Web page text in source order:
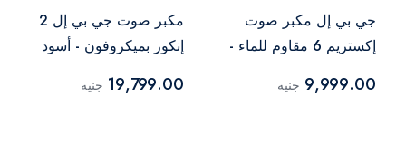
جي بي إل مكبر صوت
إكستريم 6 مقاوم للماء -
9,999.00 جنيه
مكبر صوت جي بي إل 2
إنكور بميكروفون - أسود
19,799.00 جنيه